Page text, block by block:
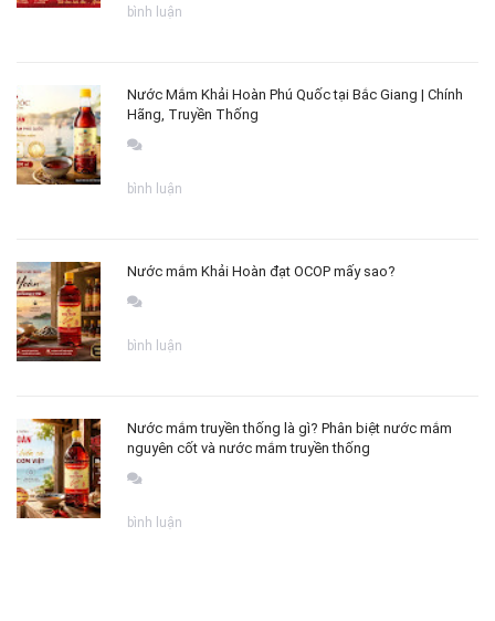
bình luận
Nước Mắm Khải Hoàn Phú Quốc tại Bắc Giang | Chính
Hãng, Truyền Thống
bình luận
Nước mắm Khải Hoàn đạt OCOP mấy sao?
bình luận
Nước mắm truyền thống là gì? Phân biệt nước mắm
nguyên cốt và nước mắm truyền thống
bình luận